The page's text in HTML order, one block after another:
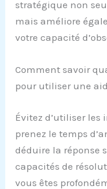
stratégique non
mais améliore
votre capacité
Comment savoir
pour utiliser une
Évitez d’utiliser les
prenez le temps
déduire la réponse
capacités de
vous êtes